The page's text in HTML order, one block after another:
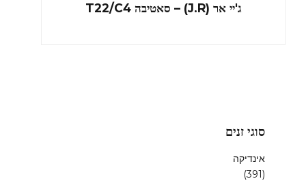
ג'יי אר (J.R) – סאטיבה T22/C4
סוגי זנים
אינדיקה
(391)